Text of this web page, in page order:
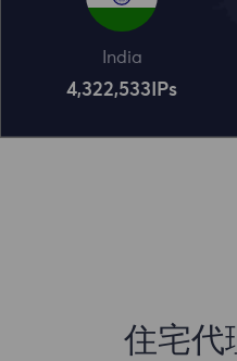
India
4,322,534 IPs
住宅代